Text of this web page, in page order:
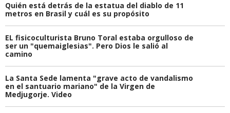
Quién está detrás de la estatua del diablo de 11
metros en Brasil y cuál es su propósito
EL fisicoculturista Bruno Toral estaba orgulloso de
ser un "quemaiglesias". Pero Dios le salió al
camino
La Santa Sede lamenta "grave acto de vandalismo
en el santuario mariano" de la Virgen de
Medjugorje. Video